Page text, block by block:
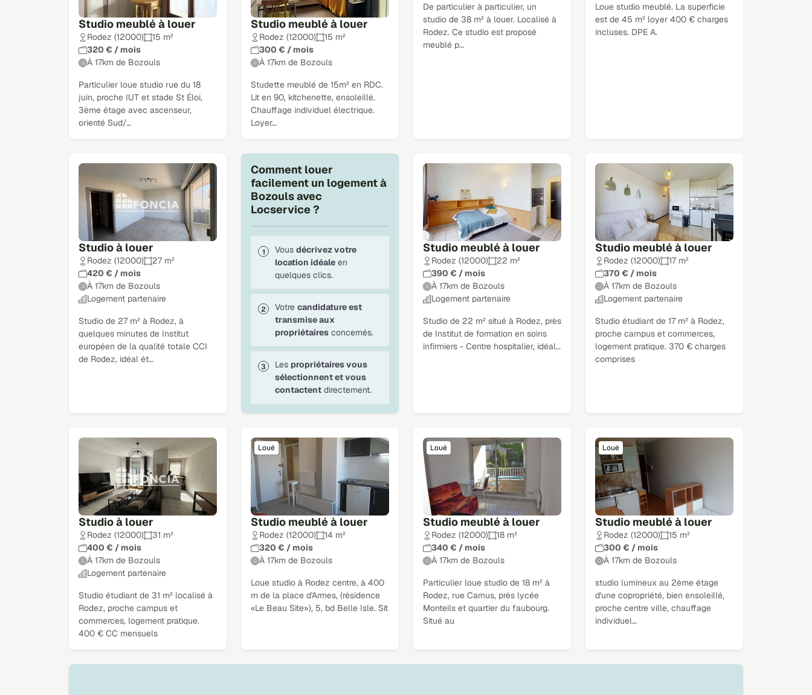
Studio meublé à louer
Rodez (12000)
15 m²
320 € / mois
À 17km de Bozouls
Particulier loue studio rue du 18
juin, proche IUT et stade St Éloi,
3ème étage avec ascenseur,
orienté Sud/…
Studio meublé à louer
Rodez (12000)
15 m²
300 € / mois
À 17km de Bozouls
Studette meublé de 15m² en RDC.
Lit en 90, kitchenette, ensoleillé.
Chauffage individuel électrique.
Loyer…
De particulier à particulier, un
studio de 38 m² à louer. Localisé à
Rodez. Ce studio est proposé
meublé p…
Loue studio meublé. La superficie
est de 45 m² loyer 400 € charges
incluses. DPE A.
Studio à louer
Rodez (12000)
27 m²
420 € / mois
À 17km de Bozouls
Logement partenaire
Studio de 27 m² à Rodez, à
quelques minutes de Institut
européen de la qualité totale CCI
de Rodez, idéal ét…
Studio meublé à louer
Rodez (12000)
22 m²
390 € / mois
À 17km de Bozouls
Logement partenaire
Studio de 22 m² situé à Rodez, près
de Institut de formation en soins
infirmiers - Centre hospitalier, idéal…
Studio meublé à louer
Rodez (12000)
17 m²
370 € / mois
À 17km de Bozouls
Logement partenaire
Studio étudiant de 17 m² à Rodez,
proche campus et commerces,
logement pratique. 370 € charges
comprises
Studio à louer
Rodez (12000)
31 m²
400 € / mois
À 17km de Bozouls
Logement partenaire
Studio étudiant de 31 m² localisé à
Rodez, proche campus et
commerces, logement pratique.
400 € CC mensuels
Studio meublé à louer
Loué
Rodez (12000)
14 m²
320 € / mois
À 17km de Bozouls
Loue studio à Rodez centre, à 400
m de la place d'Armes, (résidence
«Le Beau Site»), 5, bd Belle Isle. Sit
Studio meublé à louer
Loué
Rodez (12000)
18 m²
340 € / mois
À 17km de Bozouls
Particulier loue studio de 18 m² à
Rodez, rue Carnus, près lycée
Monteils et quartier du faubourg.
Situé au
Studio meublé à louer
Loué
Rodez (12000)
15 m²
300 € / mois
À 17km de Bozouls
studio lumineux au 2ème étage
d'une copropriété, bien ensoleillé,
proche centre ville, chauffage
individuel…
Comment louer
facilement un logement à
Bozouls avec
Locservice ?
Vous décrivez votre
location idéale en
quelques clics.
Votre candidature est
transmise aux
propriétaires concernés.
Les propriétaires vous
sélectionnent et vous
contactent directement.